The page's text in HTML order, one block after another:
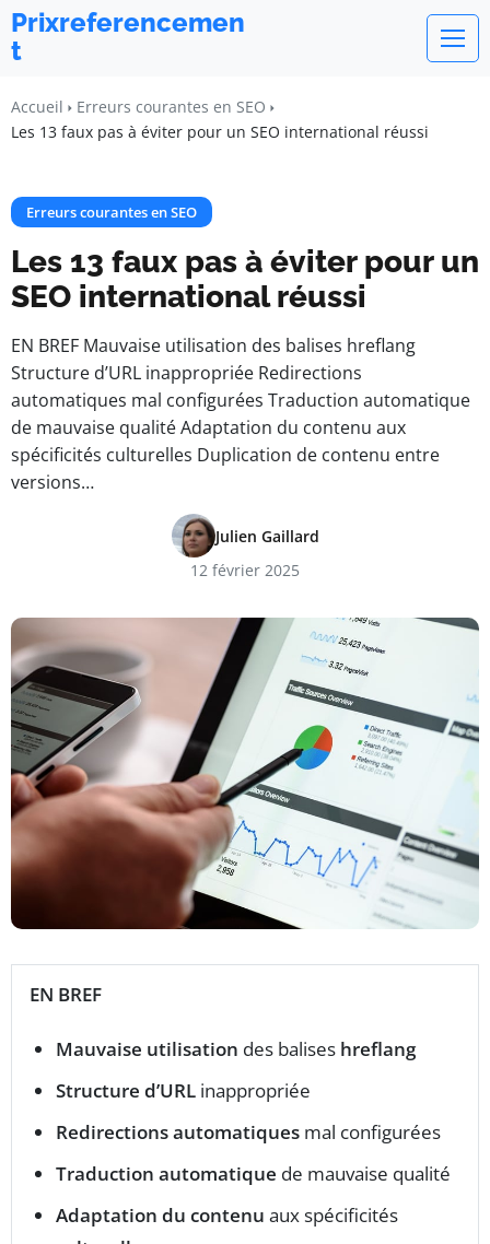
Prixreferencemen
t
Accueil
Erreurs courantes en SEO
Les 13 faux pas à éviter pour un SEO international réussi
Erreurs courantes en SEO
Les 13 faux pas à éviter pour un
SEO international réussi
EN BREF Mauvaise utilisation des balises hreflang
Structure d’URL inappropriée Redirections
automatiques mal configurées Traduction automatique
de mauvaise qualité Adaptation du contenu aux
spécificités culturelles Duplication de contenu entre
versions…
Julien Gaillard
12 février 2025
EN BREF
Mauvaise utilisation des balises hreflang
Structure d’URL inappropriée
Redirections automatiques mal configurées
Traduction automatique de mauvaise qualité
Adaptation du contenu aux spécificités